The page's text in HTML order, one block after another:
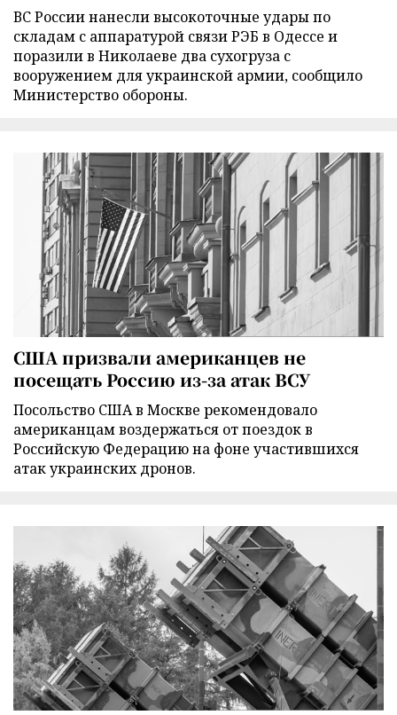
ВС России нанесли высокоточные удары по
складам с аппаратурой связи РЭБ в Одессе и
поразили в Николаеве два сухогруза с
вооружением для украинской армии, сообщило
Министерство обороны.
США призвали американцев не
посещать Россию из-за атак ВСУ
Посольство США в Москве рекомендовало
американцам воздержаться от поездок в
Российскую Федерацию на фоне участившихся
атак украинских дронов.